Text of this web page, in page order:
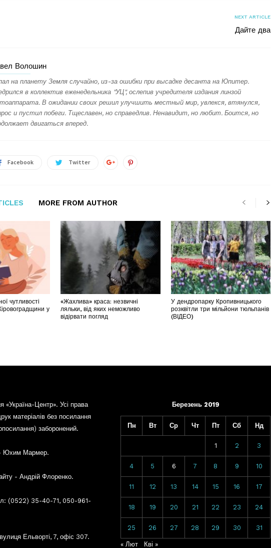
NEXT ARTICLE
Дайте два
Волошин
на планету Земля случайно, из-за ошибки при высадке десанта на Юпитер.
в коллектив еженедельника "УЦ", ослепив учредителя издания линзой
В ожидании своих решил улучшить местный мир, увлекся, втянулся,
и пустил побеги. Тщеславен, но справедлив. Ненавидит, но любит. Боится, но
двигаться вперед.
Facebook Twitter
MORE FROM AUTHOR
чутливості
у
«Жахлива» краса: незвичні
ляльки, від яких неможливо
відірвати погляд
У дендропарку Кропивницького
розквітли три мільйони тюльпанів
(ВІДЕО)
«Україна-Центр». Усі права
матеріалів без посилання
заборонений.
Юхим Мармер.
- Андрій Флоренко.
(0522) 35-40-71, 050-961-
Ельворті, 7, офіс 307.
Березень 2019
Пн Вт Ср Чт Пт Сб Нд
1 2 3
4 5 6 7 8 9 10
11 12 13 14 15 16 17
18 19 20 21 22 23 24
25 26 27 28 29 30 31
« Лют Кві »